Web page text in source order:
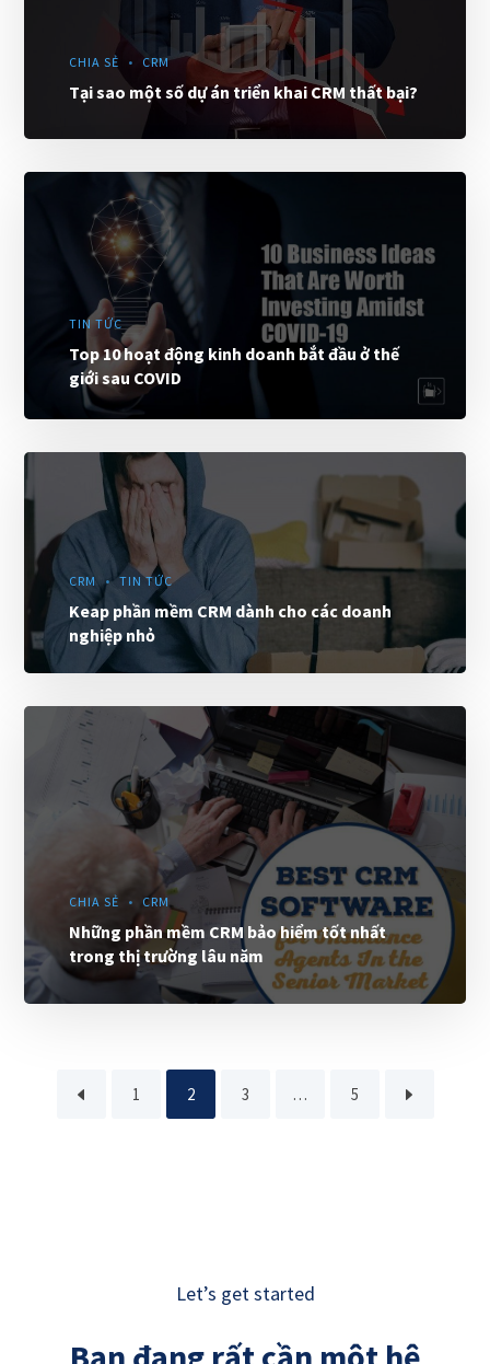
CHIA SẺ CRM
Tại sao một số dự án triển khai CRM thất bại?
TIN TỨC
Top 10 hoạt động kinh doanh bắt đầu ở thế
giới sau COVID
CRM TIN TỨC
Keap phần mềm CRM dành cho các doanh
nghiệp nhỏ
CHIA SẺ CRM
Những phần mềm CRM bảo hiểm tốt nhất
trong thị trường lâu năm
1 2 3 … 5
Let’s get started